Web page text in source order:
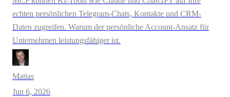
echten persönlichen Telegram-Chats, Kontakte und CRM-
Daten zugreifen. Warum der persönliche Account-Ansatz für
Unternehmen leistungsfähiger ist.
Matias
Jun 6, 2026